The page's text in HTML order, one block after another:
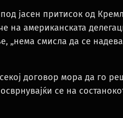
јасен притисок од
на американската
„нема смисла да се
договор мора да го
се на